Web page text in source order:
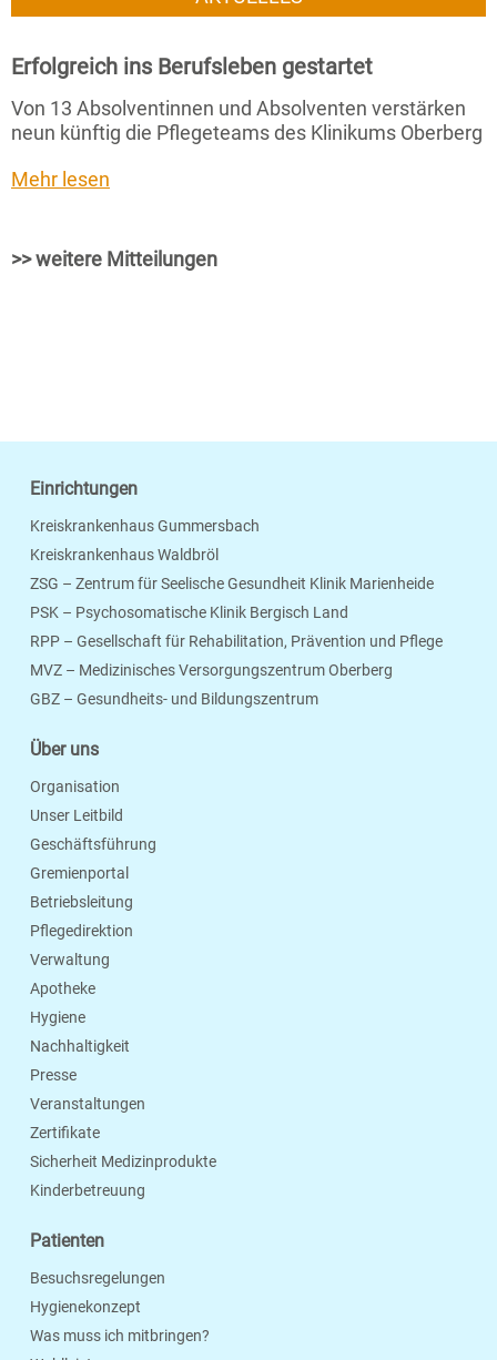
Erfolgreich ins Berufsleben gestartet
Von 13 Absolventinnen und Absolventen verstärken
neun künftig die Pflegeteams des Klinikums Oberberg
Mehr lesen
>> weitere Mitteilungen
Seite Drucken
Einrichtungen
Kreiskrankenhaus Gummersbach
Kreiskrankenhaus Waldbröl
ZSG – Zentrum für Seelische Gesundheit Klinik Marienheide
PSK – Psychosomatische Klinik Bergisch Land
RPP – Gesellschaft für Rehabilitation, Prävention und Pflege
MVZ – Medizinisches Versorgungszentrum Oberberg
GBZ – Gesundheits- und Bildungszentrum
Über uns
Organisation
Unser Leitbild
Geschäftsführung
Gremienportal
Betriebsleitung
Pflegedirektion
Verwaltung
Apotheke
Hygiene
Nachhaltigkeit
Presse
Veranstaltungen
Zertifikate
Sicherheit Medizinprodukte
Kinderbetreuung
Patienten
Besuchsregelungen
Hygienekonzept
Was muss ich mitbringen?